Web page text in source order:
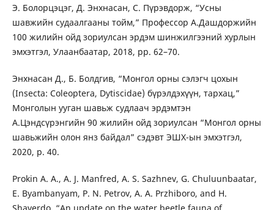
Э. Болорцэцэг, Д. Энхнасан, С. Пүрэвдорж, “Усны
шавжийн судаалгааны тойм,” Профессор А.Дашдоржийн
100 жилийн ойд зориулсан эрдэм шинжилгээний хурлын
эмхэтгэл, Улаанбаатар, 2018, pp. 62–70.
Энхнасан Д., Б. Болдгив, “Монгол орны сэлэгч цохын
(Insecta: Coleoptera, Dytiscidae) бүрэлдэхүүн, тархац,”
Монголын ууган шавьж судлаач эрдэмтэн
А.Цэндсүрэнгийн 90 жилийн ойд зориулсан “Монгол орны
шавьжийн олон янз байдал” сэдэвт ЭШХ-ын эмхэтгэл,
2020, p. 40.
Prokin A. A., A. J. Manfred, A. S. Sazhnev, G. Chuluunbaatar,
E. Byambanyam, P. N. Petrov, A. A. Przhiboro, and H.